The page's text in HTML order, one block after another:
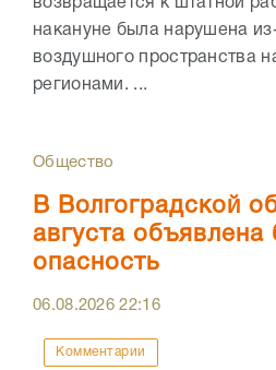
возвращается к штатной
накануне была нарушена
воздушного пространства
регионами. ...
Общество
В Волгоградской
августа объявлена
опасность
06.08.202622:16
Комментарии